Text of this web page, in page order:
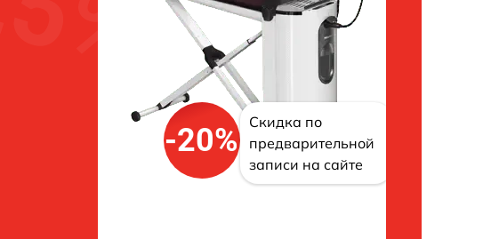
-20%
Скидка по
предварительной
записи на сайте